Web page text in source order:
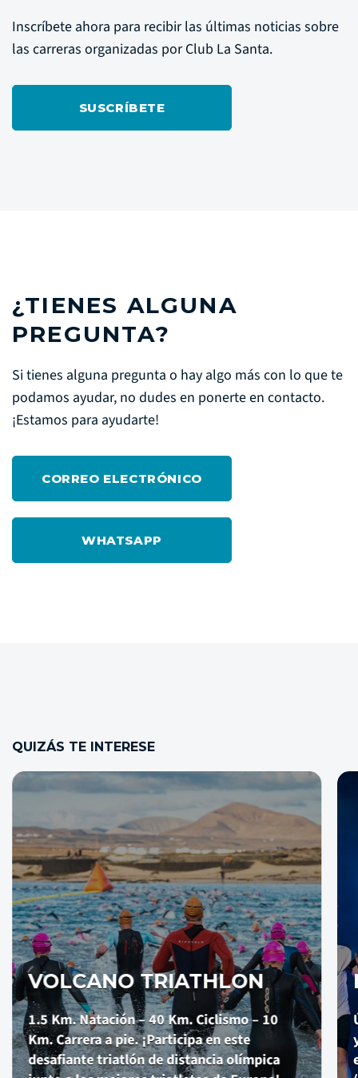
Inscríbete ahora para recibir las últimas noticias sobre
las carreras organizadas por Club La Santa.
SUSCRÍBETE
¿TIENES ALGUNA
PREGUNTA?
Si tienes alguna pregunta o hay algo más con lo que te
podamos ayudar, no dudes en ponerte en contacto.
¡Estamos para ayudarte!
CORREO ELECTRÓNICO
WHATSAPP
QUIZÁS TE INTERESE
NIGHT RUN
Únete a nuestra carrera nocturna más épica
y vive una experiencia inolvidable bajo las
estrellas. Dos distancias de asfalto a elegir